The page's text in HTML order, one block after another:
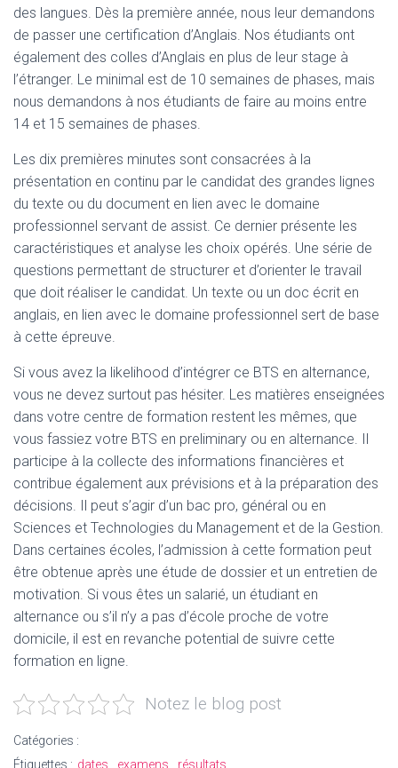
des langues. Dès la première année, nous leur demandons
de passer une certification d’Anglais. Nos étudiants ont
également des colles d’Anglais en plus de leur stage à
l’étranger. Le minimal est de 10 semaines de phases, mais
nous demandons à nos étudiants de faire au moins entre
14 et 15 semaines de phases.
Les dix premières minutes sont consacrées à la
présentation en continu par le candidat des grandes lignes
du texte ou du document en lien avec le domaine
professionnel servant de assist. Ce dernier présente les
caractéristiques et analyse les choix opérés. Une série de
questions permettant de structurer et d’orienter le travail
que doit réaliser le candidat. Un texte ou un doc écrit en
anglais, en lien avec le domaine professionnel sert de base
à cette épreuve.
Si vous avez la likelihood d’intégrer ce BTS en alternance,
vous ne devez surtout pas hésiter. Les matières enseignées
dans votre centre de formation restent les mêmes, que
vous fassiez votre BTS en preliminary ou en alternance. Il
participe à la collecte des informations financières et
contribue également aux prévisions et à la préparation des
décisions. Il peut s’agir d’un bac pro, général ou en
Sciences et Technologies du Management et de la Gestion.
Dans certaines écoles, l’admission à cette formation peut
être obtenue après une étude de dossier et un entretien de
motivation. Si vous êtes un salarié, un étudiant en
alternance ou s’il n’y a pas d’école proche de votre
domicile, il est en revanche potential de suivre cette
formation en ligne.
Notez le blog post
Catégories :
Étiquettes : dates examens résultats